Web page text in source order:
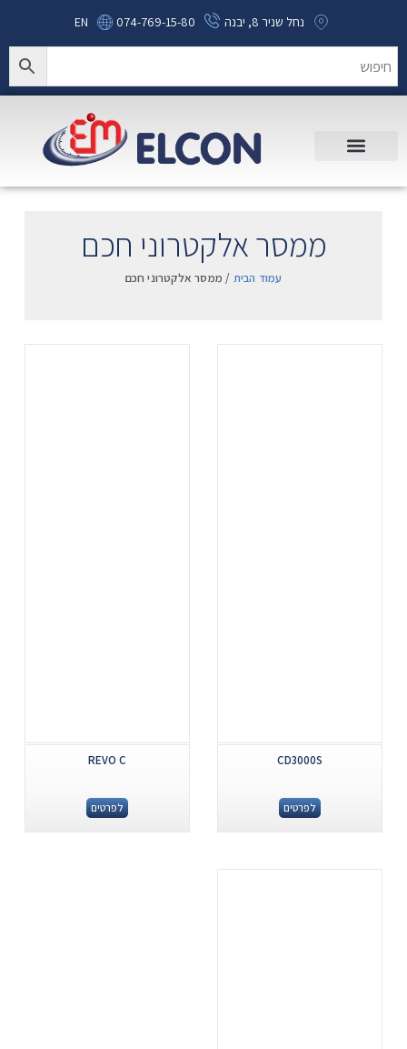
נחל שניר 8, יבנה 074-769-15-80
EN
ממסר אלקטרוני חכם
עמוד הבית / ממסר אלקטרוני חכם
CD3000S
לפרטים
REVO C
לפרטים